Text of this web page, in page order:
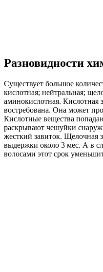
Разновидности
Существует большое
кислотная; нейтральная;
аминокислотная. Кислотная
востребована. Она может
Кислотные вещества
раскрывают чешуйки
жесткий завиток. Щелочная
выдержки около 3 мес. А в
волосами этот срок